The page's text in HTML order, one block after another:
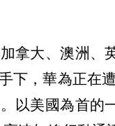
拿大、澳洲、
下，華為正在
以美國為首的